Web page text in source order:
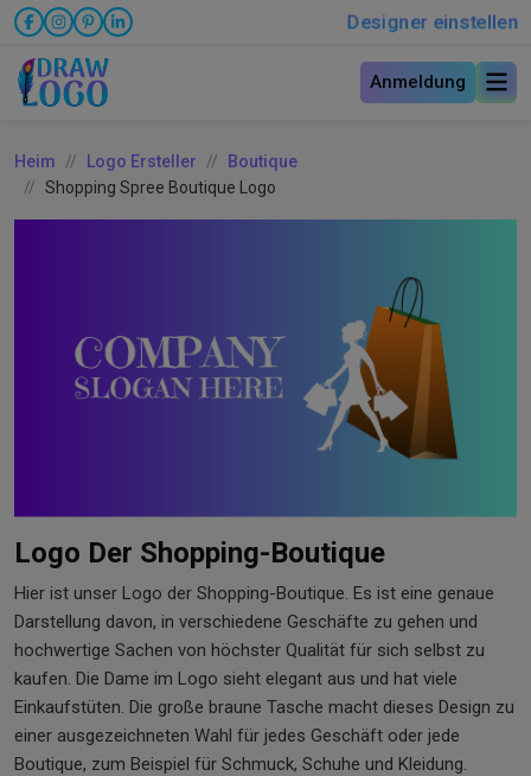
Designer einstellen
Anmeldung
Heim Logo Ersteller
Boutique
Shopping Spree Boutique Logo
Logo Der Shopping-Boutique
Hier ist unser Logo der Shopping-Boutique. Es ist eine genaue
Darstellung davon, in verschiedene Geschäfte zu gehen und
hochwertige Sachen von höchster Qualität für sich selbst zu
kaufen. Die Dame im Logo sieht elegant aus und hat viele
Einkaufstüten. Die große braune Tasche macht dieses Design zu
einer ausgezeichneten Wahl für jedes Geschäft oder jede
Boutique, zum Beispiel für Schmuck, Schuhe und Kleidung.